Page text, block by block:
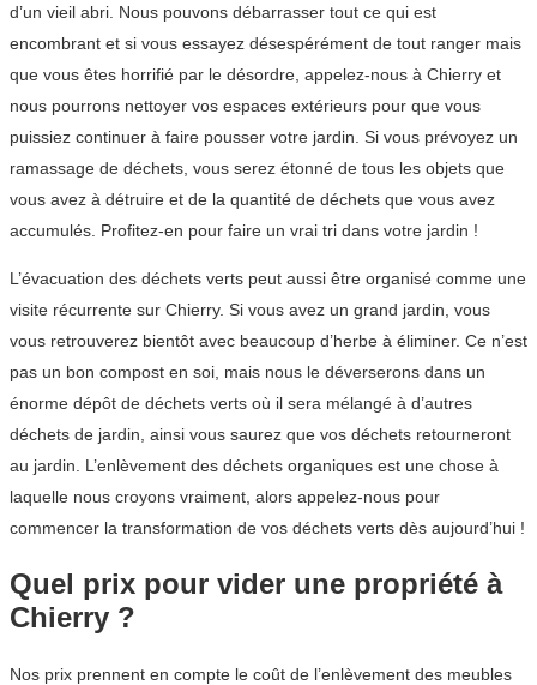
d’un vieil abri. Nous pouvons débarrasser tout ce qui est
encombrant et si vous essayez désespérément de tout ranger mais
que vous êtes horrifié par le désordre, appelez-nous à Chierry et
nous pourrons nettoyer vos espaces extérieurs pour que vous
puissiez continuer à faire pousser votre jardin. Si vous prévoyez un
ramassage de déchets, vous serez étonné de tous les objets que
vous avez à détruire et de la quantité de déchets que vous avez
accumulés. Profitez-en pour faire un vrai tri dans votre jardin !
L’évacuation des déchets verts peut aussi être organisé comme une
visite récurrente sur Chierry. Si vous avez un grand jardin, vous
vous retrouverez bientôt avec beaucoup d’herbe à éliminer. Ce n’est
pas un bon compost en soi, mais nous le déverserons dans un
énorme dépôt de déchets verts où il sera mélangé à d’autres
déchets de jardin, ainsi vous saurez que vos déchets retourneront
au jardin. L’enlèvement des déchets organiques est une chose à
laquelle nous croyons vraiment, alors appelez-nous pour
commencer la transformation de vos déchets verts dès aujourd’hui !
Quel prix pour vider une propriété à
Chierry ?
Nos prix prennent en compte le coût de l’enlèvement des meubles